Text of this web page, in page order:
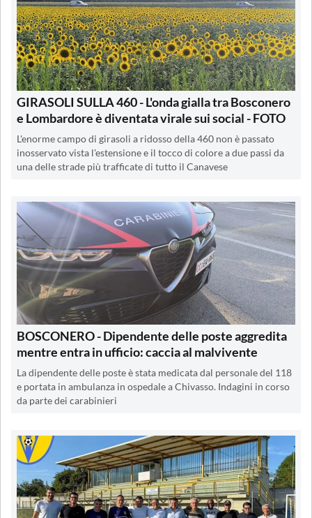
GIRASOLI SULLA 460 - L'onda gialla tra Bosconero
e Lombardore è diventata virale sui social - FOTO
L'enorme campo di girasoli a ridosso della 460 non è passato
inosservato vista l'estensione e il tocco di colore a due passi da
una delle strade più trafficate di tutto il Canavese
BOSCONERO - Dipendente delle poste aggredita
mentre entra in ufficio: caccia al malvivente
La dipendente delle poste è stata medicata dal personale del 118
e portata in ambulanza in ospedale a Chivasso. Indagini in corso
da parte dei carabinieri